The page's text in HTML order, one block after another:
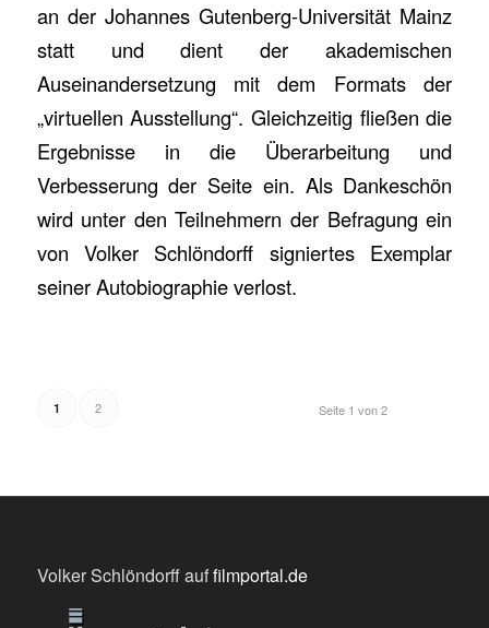
an der Johannes Gutenberg-Universität Mainz
statt und dient der akademischen
Auseinandersetzung mit dem Formats der
„virtuellen Ausstellung“. Gleichzeitig fließen die
Ergebnisse in die Überarbeitung und
Verbesserung der Seite ein. Als Dankeschön
wird unter den Teilnehmern der Befragung ein
von Volker Schlöndorff signiertes Exemplar
seiner Autobiographie verlost.
Seite 1 von 2
1 2
Volker Schlöndorff auffilmportal.de